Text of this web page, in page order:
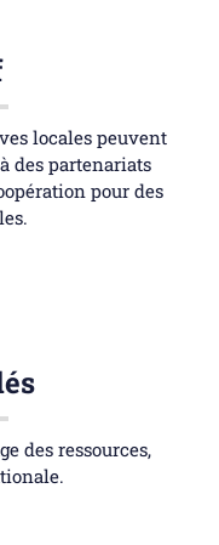
locales peuvent
des partenariats
pour des
des ressources,